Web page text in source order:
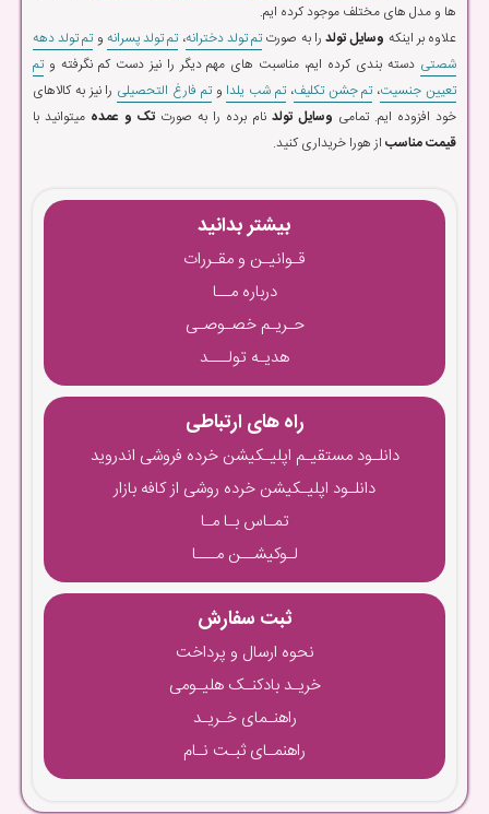
ها و مدل های مختلف موجود کرده ایم.
علاوه بر اینکه وسایل تولدرا به صورتتم تولد دخترانه،تم تولد پسرانه وتم تولد دهه
شصتی دسته بندی کرده ایم، مناسبت های مهم دیگر را نیز دست کم نگرفته وتم
تعیین جنسیت،تم جشن تکلیف،تم شب یلدا وتم فارغ التحصیلی را نیز به کالاهای
خود افزوده ایم. تمامی وسایل تولد نام برده را به صورت تک و عمده میتوانید با
قیمت مناسب از هورا خریداری کنید.
بیشتر بدانید
قـوانیـن و مقـررات
درباره مــا
حـریـم خصـوصـی
هدیـه تولـــد
راه های ارتباطی
دانلـود مستقیـم اپلیـکیشن خرده فروشی اندروید
دانلـود اپلیـکیشن خرده روشی از کافه بازار
تمـاس بـا مـا
لـوکیشــن مـــا
ثبت سفارش
نحوه ارسال و پرداخت
خریـد بادکنـک هلیـومی
راهنـمای خـریـد
راهنمـای ثبـت نـام